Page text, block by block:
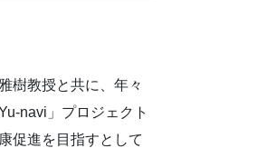
樹教授と共に、年々
navi」プロジェクト
促進を目指すとして